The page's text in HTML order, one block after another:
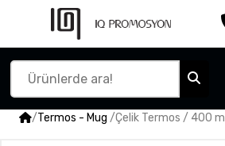
/Termos - Mug /Çelik Termos / 400 ml